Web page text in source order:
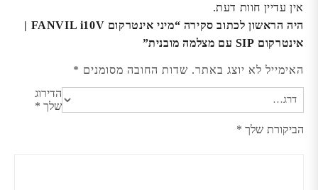
אין עדיין חוות דעת.
היה הראשון לכתוב סקירה “מיני אינטרקום FANVIL i10V |
אינטרקום SIP עם מצלמה מובנית”
האימייל לא יוצג באתר. שדות החובה מסומנים *
הדירוג
שלך *
הביקורת שלך *